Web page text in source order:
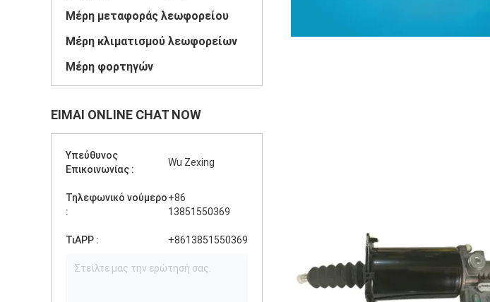
Μέρη μεταφοράς λεωφορείου
Μέρη κλιματισμού λεωφορείων
Μέρη φορτηγών
ΕΊΜΑΙ ONLINE CHAT NOW
Υπεύθυνος
Επικοινωνίας :
Wu Zexing
Τηλεφωνικό νούμερο
:
+86
13851550369
ΤιAPP : +8613851550369